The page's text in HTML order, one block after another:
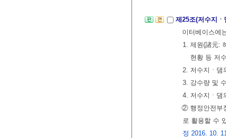
제25조(저수지
이터베이스에
1. 제원(諸元:
현황 등 저
2. 저수지ㆍ댐
3. 강수량 및
4. 저수지ㆍ댐
② 행정안전부
로 활용할 수
정 2016. 10.